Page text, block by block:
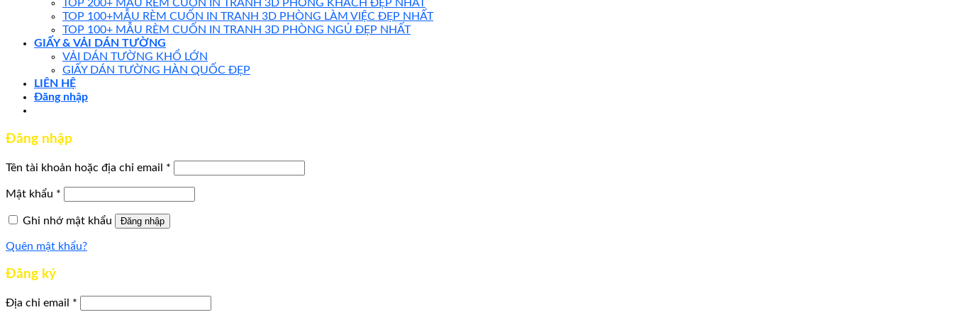
TOP 200+ MẪU RÈM CUỐN IN TRANH 3D PHÒNG KHÁCH ĐẸP NHẤT
TOP 100+MẪU RÈM CUỐN IN TRANH 3D PHÒNG LÀM VIỆC ĐẸP NHẤT
TOP 100+ MẪU RÈM CUỐN IN TRANH 3D PHÒNG NGỦ ĐẸP NHẤT
GIẤY & VẢI DÁN TƯỜNG
VẢI DÁN TƯỜNG KHỔ LỚN
GIẤY DÁN TƯỜNG HÀN QUỐC ĐẸP
LIÊN HỆ
Đăng nhập
Đăng nhập
Tên tài khoản hoặc địa chỉ email *
Mật khẩu *
Ghi nhớ mật khẩu Đăng nhập
Quên mật khẩu?
Đăng ký
Địa chỉ email *